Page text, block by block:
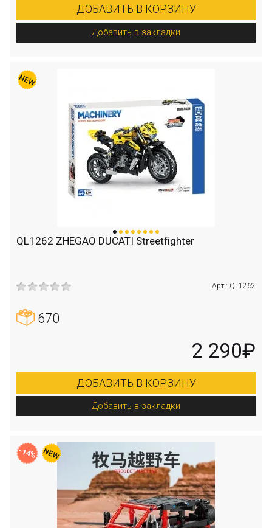
ДОБАВИТЬ В КОРЗИНУ
Добавить в закладки
QL1262 ZHEGAO DUCATI Streetfighter
Арт.: QL1262
670
2 290₽
ДОБАВИТЬ В КОРЗИНУ
Добавить в закладки
-14%